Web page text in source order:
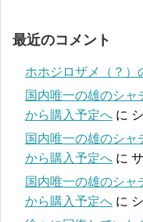
最近のコメント
ホホジロザメ（？）
国内唯一の雄のシ
から購入予定へ に
国内唯一の雄のシ
から購入予定へ に
国内唯一の雄のシ
から購入予定へ に